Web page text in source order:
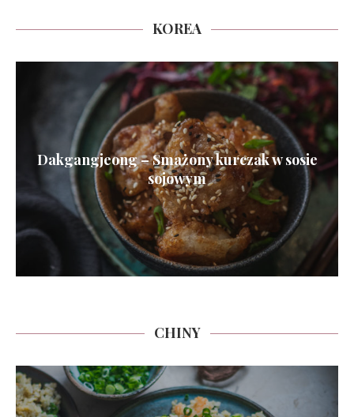
KOREA
Dakgangjeong – Smażony kurczak w sosie
sojowym
CHINY